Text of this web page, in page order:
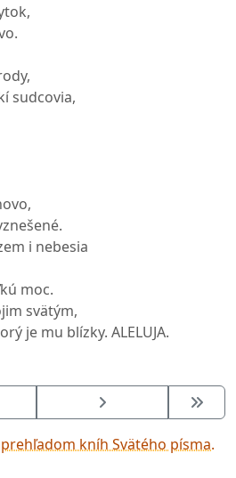
sudcovia,
i nebesia
moc.
svätým,
je mu blízky. ALELUJA.
kníh Svätého písma.